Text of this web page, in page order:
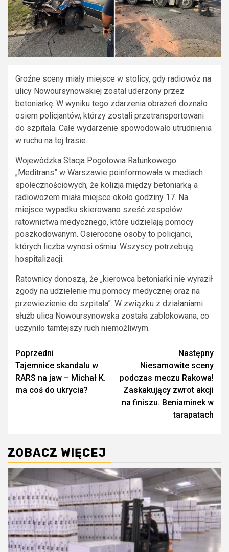
Groźne sceny miały miejsce w stolicy, gdy radiowóz na
ulicy Nowoursynowskiej został uderzony przez
betoniarkę. W wyniku tego zdarzenia obrażeń doznało
osiem policjantów, którzy zostali przetransportowani
do szpitala. Całe wydarzenie spowodowało utrudnienia
w ruchu na tej trasie.
Wojewódzka Stacja Pogotowia Ratunkowego
„Meditrans” w Warszawie poinformowała w mediach
społecznościowych, że kolizja między betoniarką a
radiowozem miała miejsce około godziny 17. Na
miejsce wypadku skierowano sześć zespołów
ratownictwa medycznego, które udzielają pomocy
poszkodowanym. Osierocone osoby to policjanci,
których liczba wynosi ośmiu. Wszyscy potrzebują
hospitalizacji.
Ratownicy donoszą, że „kierowca betoniarki nie wyraził
zgody na udzielenie mu pomocy medycznej oraz na
przewiezienie do szpitala”. W związku z działaniami
służb ulica Nowoursynowska została zablokowana, co
uczyniło tamtejszy ruch niemożliwym.
Zobacz
wpisy
Poprzedni
Tajemnice skandalu w
RARS na jaw – Michał K.
ma coś do ukrycia?
Następny
Niesamowite sceny
podczas meczu Rakowa!
Zaskakujący zwrot akcji
na finiszu. Beniaminek w
tarapatach
ZOBACZ WIĘCEJ